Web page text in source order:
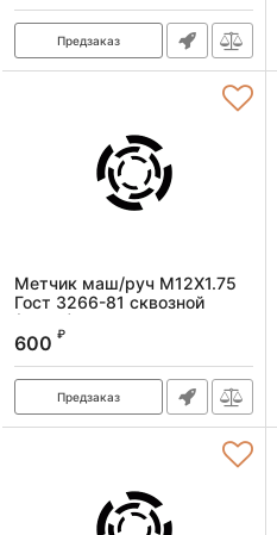
Предзаказ
Метчик маш/руч M12X1.75
Гост 3266-81 сквозной
(Р6М5)
Артикул:
600 ₽
Предзаказ